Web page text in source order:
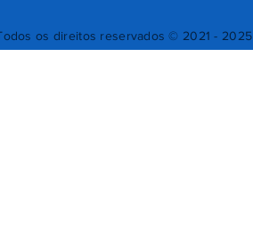
os direitos reservados © 2021 - 2025